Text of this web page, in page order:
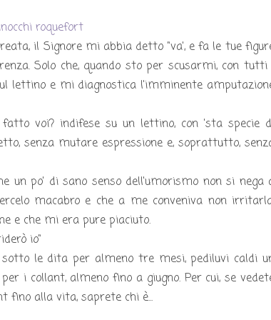
il Signore mi abbia detto "va', e fa le tue
Solo che, quando sto per scusarmi, con
lettino e mi diagnostica l'imminente
voi? indifese su un lettino, con 'sta specie
senza mutare espressione e, soprattutto,
un po' di sano senso dell'umorismo non si nega
macabro e che a me conveniva non
e che mi era pure piaciuto.
io"
le dita per almeno tre mesi, pediluvi caldi
i collant, almeno fino a giugno. Per cui, se
fino alla vita, saprete chi è...